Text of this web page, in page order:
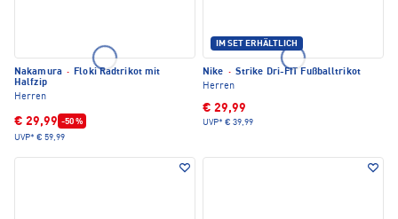
Nakamura · Floki Radtrikot mit
Halfzip
Herren
€ 29,99 -50 %
UVP* € 59,99
IM SET ERHÄLTLICH
Nike · Strike Dri-FIT Fußballtrikot
Herren
€ 29,99
UVP* € 39,99